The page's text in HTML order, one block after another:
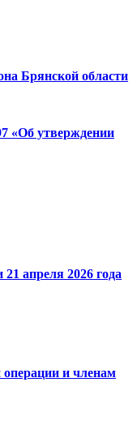
Брянской области
«Об утверждении
апреля 2026 года
операции и членам